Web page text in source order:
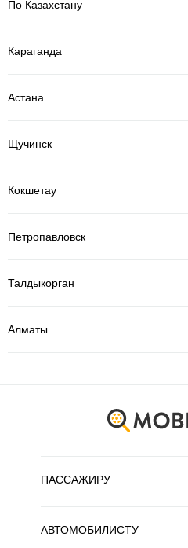
По Казахстану
Караганда
Астана
Щучинск
Кокшетау
Петропавловск
Талдыкорган
Алматы
ПАССАЖИРУ
АВТОМОБИЛИСТУ